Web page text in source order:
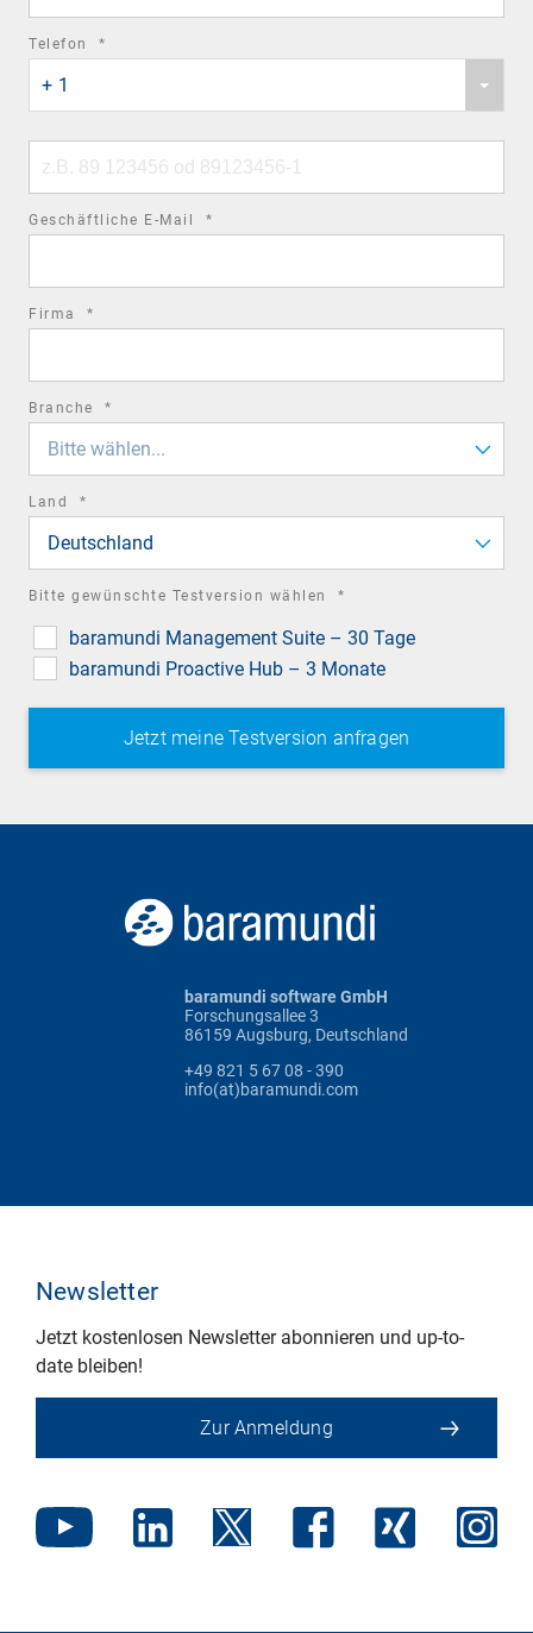
Telefon *
country
code
+ 1
number
Geschäftliche E-Mail *
Firma *
Branche *
Bitte wählen...
Land *
Deutschland
Bitte gewünschte Testversion wählen *
baramundi Management Suite – 30 Tage
baramundi Proactive Hub – 3 Monate
baramundi software GmbH
Forschungsallee 3
86159 Augsburg, Deutschland
+49 821 5 67 08 - 390
info(at)baramundi.com
Newsletter
Jetzt kostenlosen Newsletter abonnieren und up-to-
date bleiben!
Zur Anmeldung